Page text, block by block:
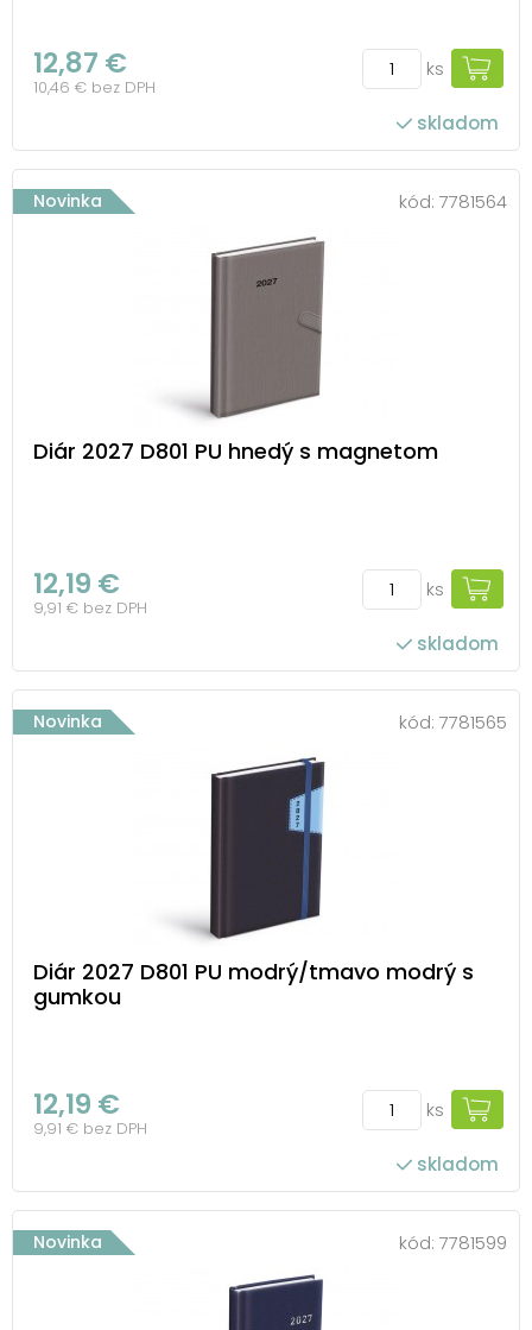
12,87 €
10,46 € bez DPH
ks
skladom
Novinka kód: 7781564
Diár 2027 D801 PU hnedý s magnetom
12,19 €
9,91 € bez DPH
ks
skladom
Novinka kód: 7781565
Diár 2027 D801 PU modrý/tmavo modrý s
gumkou
12,19 €
9,91 € bez DPH
ks
skladom
Novinka kód: 7781599